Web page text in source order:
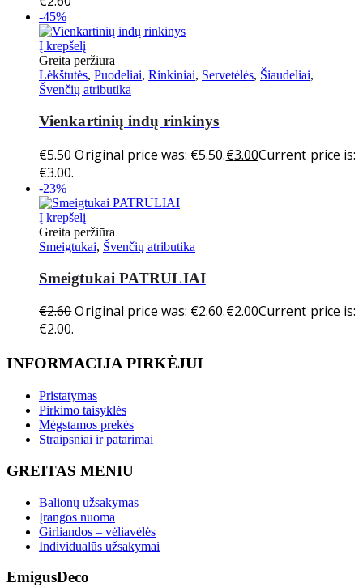
-45%
Į krepšelį
Greita peržiūra
Lėkštutės, Puodeliai, Rinkiniai, Servetėlės, Šiaudeliai,
Švenčių atributika
Vienkartinių indų rinkinys
€5.50Original price was: €5.50.€3.00Current price is:
€3.00.
-23%
Į krepšelį
Greita peržiūra
Smeigtukai, Švenčių atributika
Smeigtukai PATRULIAI
€2.60Original price was: €2.60.€2.00Current price is:
€2.00.
INFORMACIJA PIRKĖJUI
Pristatymas
Pirkimo taisyklės
Mėgstamos prekės
Straipsniai ir patarimai
GREITAS MENIU
Balionų užsakymas
Įrangos nuoma
Girliandos – vėliavėlės
Individualūs užsakymai
EmigusDeco